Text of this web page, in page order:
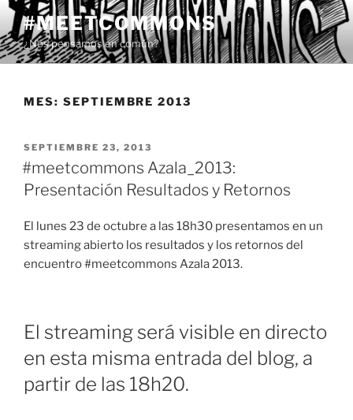
Saltar
contenido
#MEETCOMMONS
¿Nos pensamos en común?
MES: SEPTIEMBRE 2013
PUBLICADO
EL
SEPTIEMBRE 23, 2013
#meetcommons Azala_2013:
Presentación Resultados y Retornos
El lunes 23 de octubre a las 18h30 presentamos en un
streaming abierto los resultados y los retornos del
encuentro #meetcommons Azala 2013.
El streaming será visible en directo
en esta misma entrada del blog, a
partir de las 18h20.